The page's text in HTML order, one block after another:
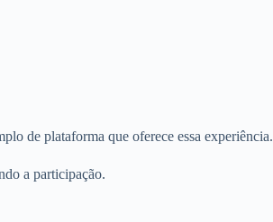
de plataforma que oferece essa experiência.
a participação.